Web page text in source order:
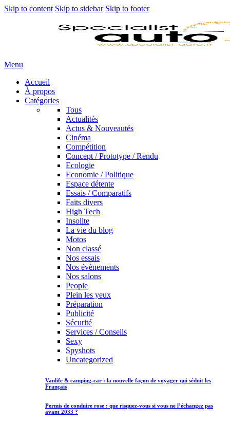
Skip to content Skip to sidebar Skip to footer
Menu
Accueil
À propos
Catégories
Tous
Actualités
Actus & Nouveautés
Cinéma
Compétition
Concept / Prototype / Rendu
Ecologie
Economie / Politique
Espace détente
Essais / Comparatifs
Faits divers
High Tech
Insolite
La vie du blog
Motos
Non classé
Nos essais
Nos évènements
Nos salons
People
Plein les yeux
Préparation
Publicité
Sécurité
Services / Conseils
Sexy
Spyshots
Uncategorized
Vanlife & camping-car : la nouvelle façon de voyager qui séduit les
Français
Permis de conduire rose : que risquez-vous si vous ne l’échangez pas
avant 2033 ?